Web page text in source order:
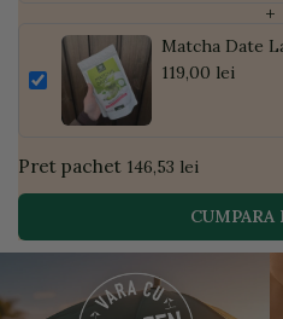
+
Matcha Date
Pudră de
119,00 lei
Pret pachet 146,53 lei
CUMPARA